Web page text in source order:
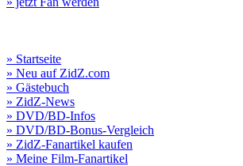
» Startseite
» Neu auf ZidZ.com
» Gästebuch
» ZidZ-News
» DVD/BD-Infos
» DVD/BD-Bonus-Vergleich
» ZidZ-Fanartikel kaufen
» Meine Film-Fanartikel